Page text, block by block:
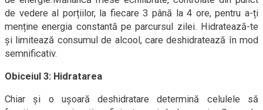
de vedere al porțiilor, la fiecare 3 până la 4 ore, pentru a-ți
menține energia constantă pe parcursul zilei. Hidratează-te
și limitează consumul de alcool, care deshidratează în mod
semnificativ.
Obiceiul 3: Hidratarea
Chiar și o ușoară deshidratare determină celulele să